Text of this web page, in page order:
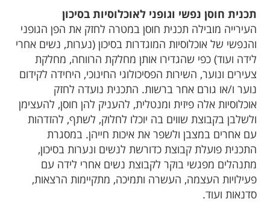
תכנית חוסן נפשי וגופני לאוכלוסיות בסיכון
העירייה מובילה תכנית חוסן במטרה לחזק את הפן הגופני
והנפשי של אוכלוסיות המוגדרות בסיכון (נערות, נשים אחרי
לידה ועוד) כפי שהגדירו אותן מחלקת הרווחה, מחלקת
צעירים ונוער, השירות הפסיכולוגי החינוכי, היחידה לקידום
נוער ו/או גורם אחר ברשות. התכנית נועדה לחזק
אוכלוסיות אלה פיזית ומנטלית, להעניק להן חוסן, להעצימן
ולשלבן בקבוצת שווים בה יוכלו לחלוק, לשתף, להזדהות
עם אחרים במצבן ולשפר את איכות חייהן. במסגרת
התכנית פועלת קבוצת כדורשת לנשים ונערות בסיכון,
מתנהלים מפגשי בוקר לקבוצת נשים אחרי לידה עם
פעילויות העצמה, העשרה ותמיכה, מתקיימות הרצאות,
סדנאות ועוד.